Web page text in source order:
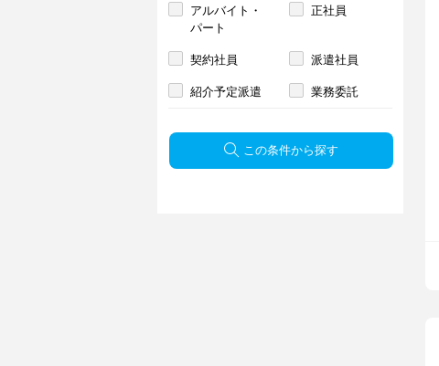
アルバイト・
パート
正社員
契約社員 派遣社員
紹介予定派遣 業務委託
この条件から探す